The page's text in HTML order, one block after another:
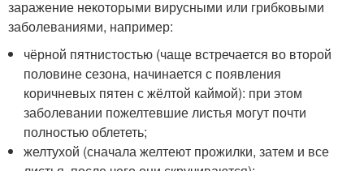
заражение некоторыми вирусными или грибковыми
заболеваниями, например:
чёрной пятнистостью (чаще встречается во второй
половине сезона, начинается с появления
коричневых пятен с жёлтой каймой): при этом
заболевании пожелтевшие листья могут почти
полностью облететь;
желтухой (сначала желтеют прожилки, затем и все